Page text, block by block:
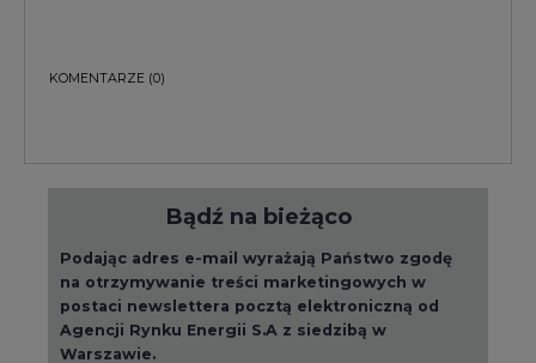
KOMENTARZE (0)
Bądź na bieżąco
Podając adres e-mail wyrażają Państwo zgodę
na otrzymywanie treści marketingowych w
postaci newslettera pocztą elektroniczną od
Agencji Rynku Energii S.A z siedzibą w
Warszawie.